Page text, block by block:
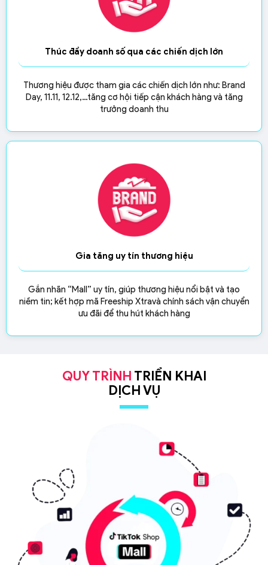
Thúc đẩy doanh số qua các chiến dịch lớn
Thương hiệu được tham gia các chiến dịch lớn như: Brand
Day, 11.11, 12.12,…tăng cơ hội tiếp cận khách hàng và tăng
trưởng doanh thu
Gia tăng uy tín thương hiệu
Gắn nhãn “Mall” uy tín, giúp thương hiệu nổi bật và tạo
niềm tin; kết hợp mã Freeship Xtravà chính sách vận chuyển
ưu đãi để thu hút khách hàng
QUY TRÌNH TRIỂN KHAI
DỊCH VỤ